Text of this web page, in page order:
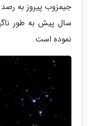
سال پیش به طور
نموده است.